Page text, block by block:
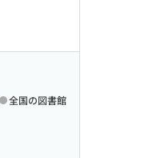
全国の図書館